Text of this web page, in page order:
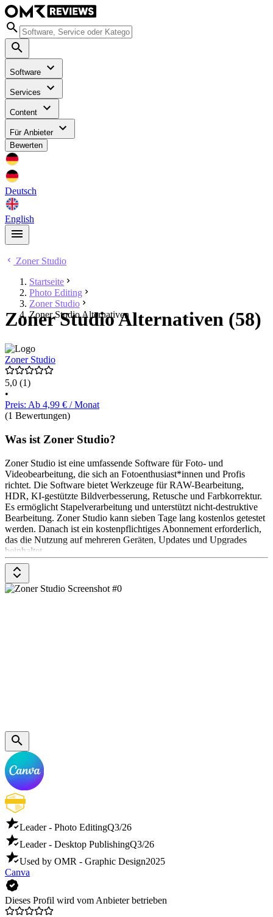
Software
Services
Content
Für Anbieter
Bewerten
Deutsch
English
Zoner Studio
Startseite
Photo Editing
Zoner Studio
Zoner Studio Alternativen
Zoner Studio Alternativen (58)
Zoner Studio
5,0 (1)
•
Preis: Ab 4,99 € / Monat
(1 Bewertungen)
Was ist Zoner Studio?
Zoner Studio ist eine umfassende Software für Foto- und
Videobearbeitung, die sich an Fotoenthusiast*innen und Profis
richtet. Die Software bietet Werkzeuge für RAW-Bearbeitung,
HDR, KI-gestützte Bildverbesserung, Retusche und Farbkorrektur.
Es ermöglicht Stapelverarbeitung und unterstützt nicht-destruktive
Bearbeitung. Zoner Studio kann sieben Tage lang kostenlos getestet
werden. Danach ist ein kostenpflichtiges Abonnement erforderlich,
das die Nutzung auf mehreren Geräten, Updates und Upgrades
beinhaltet.
Leader - Photo EditingQ3/26
Leader - Desktop PublishingQ3/26
Used by OMR - Graphic Design2025
Canva
Dieses Profil wird vom Anbieter betrieben